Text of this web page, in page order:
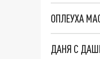
ОПЛЕУХА
ДАНЯ С